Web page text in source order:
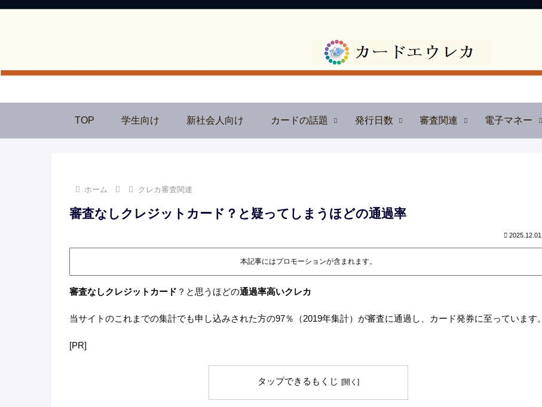
TOP 学生向け 新社会人向け カードの話題 発行日数 審査関連 電子マネー
ホーム クレカ審査関連
審査なしクレジットカード？と疑ってしまうほどの通過率
2025.12.01
本記事にはプロモーションが含まれます。
審査なしクレジットカード ？と思うほどの通過率高いクレカ
当サイトのこれまでの集計でも申し込みされた方の97％（2019年集計）が審査に通過し、カード発券に至っています。
[PR]
タップできるもくじ